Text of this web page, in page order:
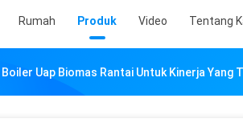
Rumah Produk Video Tentang
Boiler Uap Biomas Rantai Untuk Kinerja Yang